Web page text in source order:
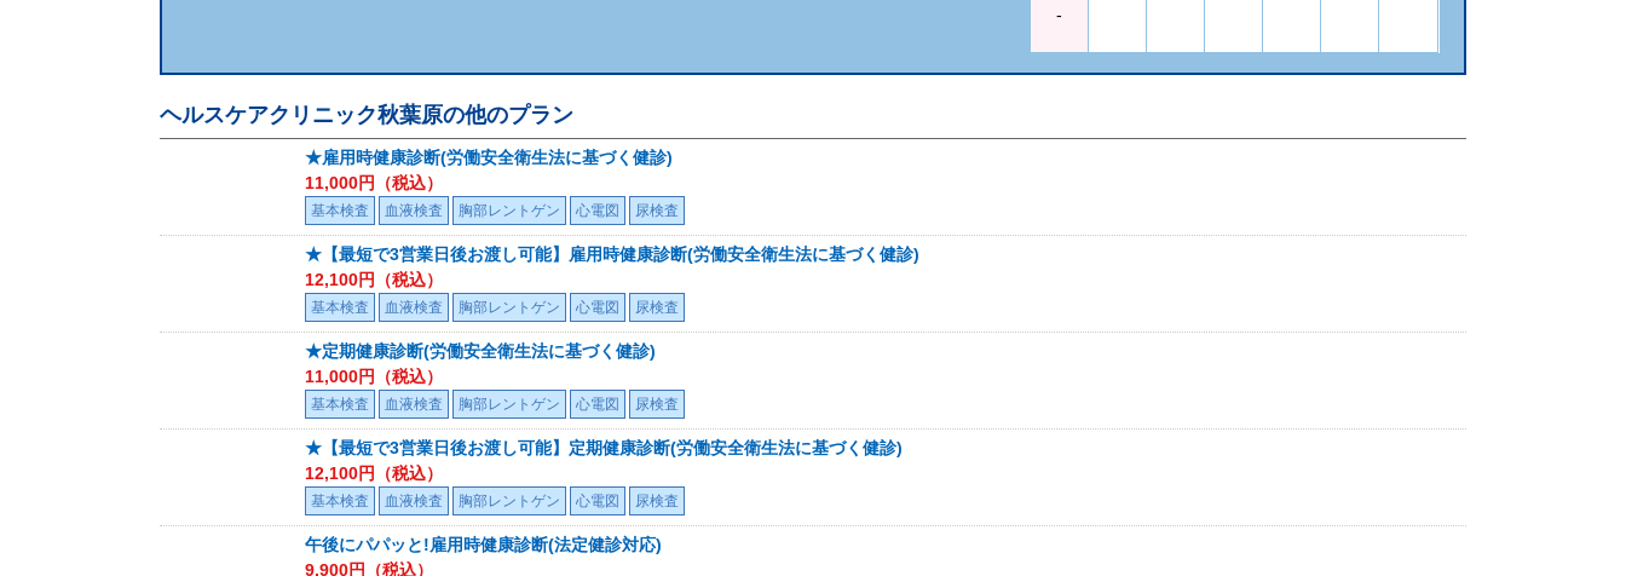
-
ヘルスケアクリニック秋葉原の他のプラン
★雇用時健康診断(労働安全衛生法に基づく健診)
11,000円（税込）
基本検査 血液検査 胸部レントゲン 心電図 尿検査
★【最短で3営業日後お渡し可能】雇用時健康診断(労働安全衛生法に基づく健診)
12,100円（税込）
基本検査 血液検査 胸部レントゲン 心電図 尿検査
★定期健康診断(労働安全衛生法に基づく健診)
11,000円（税込）
基本検査 血液検査 胸部レントゲン 心電図 尿検査
★【最短で3営業日後お渡し可能】定期健康診断(労働安全衛生法に基づく健診)
12,100円（税込）
基本検査 血液検査 胸部レントゲン 心電図 尿検査
午後にパパッと!雇用時健康診断(法定健診対応)
9,900円（税込）